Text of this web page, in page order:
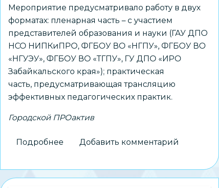
Мероприятие предусматривало работу в двух
форматах: пленарная часть – с участием
представителей образования и науки (ГАУ ДПО
НСО НИПКиПРО, ФГБОУ ВО «НГПУ», ФГБОУ ВО
«НГУЭУ», ФГБОУ ВО «ТГПУ», ГУ ДПО «ИРО
Забайкальского края»); практическая
часть, предусматривающая трансляцию
эффективных педагогических практик.
Городской ПРОактив
Подробнее
городской
Методический
Добавить комментарий